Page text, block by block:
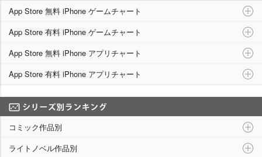
App Store 無料 iPhone ゲームチャート
App Store 有料 iPhone ゲームチャート
App Store 無料 iPhone アプリチャート
App Store 有料 iPhone アプリチャート
コミック作品別
ライトノベル作品別